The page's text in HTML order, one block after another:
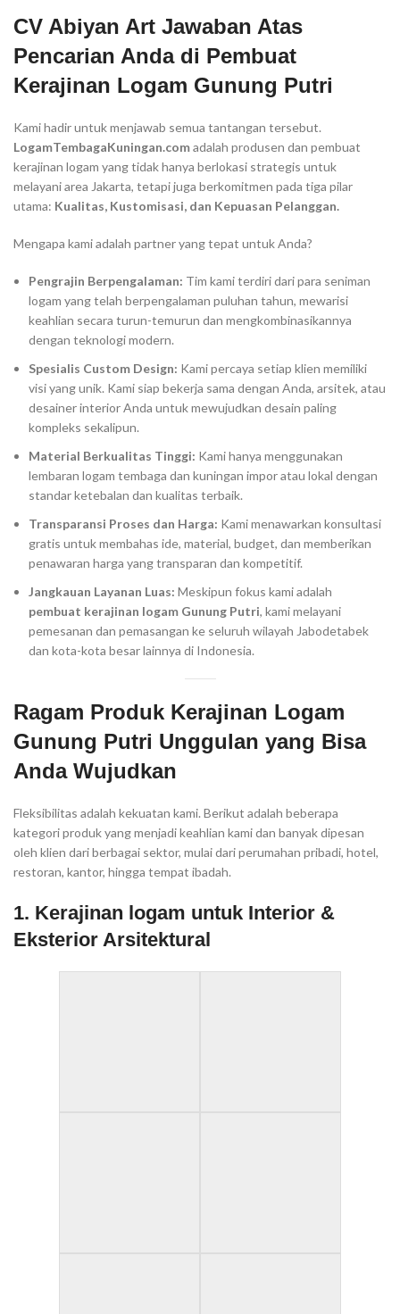
CV Abiyan Art Jawaban Atas
Pencarian Anda di Pembuat
Kerajinan Logam Gunung Putri
Kami hadir untuk menjawab semua tantangan tersebut.
LogamTembagaKuningan.comadalah produsen dan pembuat
kerajinan logam yang tidak hanya berlokasi strategis untuk
melayani area Jakarta, tetapi juga berkomitmen pada tiga pilar
utama: Kualitas, Kustomisasi, dan Kepuasan Pelanggan.
Mengapa kami adalah partner yang tepat untuk Anda?
Pengrajin Berpengalaman: Tim kami terdiri dari para seniman
logam yang telah berpengalaman puluhan tahun, mewarisi
keahlian secara turun-temurun dan mengkombinasikannya
dengan teknologi modern.
Spesialis Custom Design: Kami percaya setiap klien memiliki
visi yang unik. Kami siap bekerja sama dengan Anda, arsitek, atau
desainer interior Anda untuk mewujudkan desain paling
kompleks sekalipun.
Material Berkualitas Tinggi: Kami hanya menggunakan
lembaran logam tembaga dan kuningan impor atau lokal dengan
standar ketebalan dan kualitas terbaik.
Transparansi Proses dan Harga: Kami menawarkan konsultasi
gratis untuk membahas ide, material, budget, dan memberikan
penawaran harga yang transparan dan kompetitif.
Jangkauan Layanan Luas: Meskipun fokus kami adalah
pembuat kerajinan logam Gunung Putri, kami melayani
pemesanan dan pemasangan ke seluruh wilayah Jabodetabek
dan kota-kota besar lainnya di Indonesia.
Ragam Produk Kerajinan Logam
Gunung Putri Unggulan yang Bisa
Anda Wujudkan
Fleksibilitas adalah kekuatan kami. Berikut adalah beberapa
kategori produk yang menjadi keahlian kami dan banyak dipesan
oleh klien dari berbagai sektor, mulai dari perumahan pribadi, hotel,
restoran, kantor, hingga tempat ibadah.
1. Kerajinan logam untuk Interior &
Eksterior Arsitektural